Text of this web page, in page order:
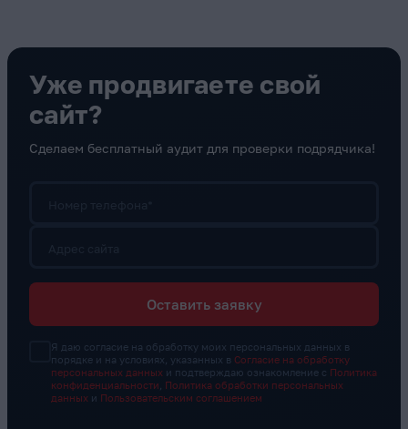
Уже продвигаете свой
сайт?
Сделаем бесплатный аудит для проверки подрядчика!
Оставить заявку
Я даю согласие на обработку моих персональных данных в
порядке и на условиях, указанных в Согласие на обработку
персональных данных и подтверждаю ознакомление с Политика
конфиденциальности
Политика обработки персональных
данных и Пользовательским соглашением